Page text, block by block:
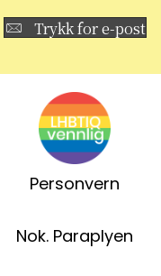
Trykk for e-post
Personvern
Nok. Paraplyen